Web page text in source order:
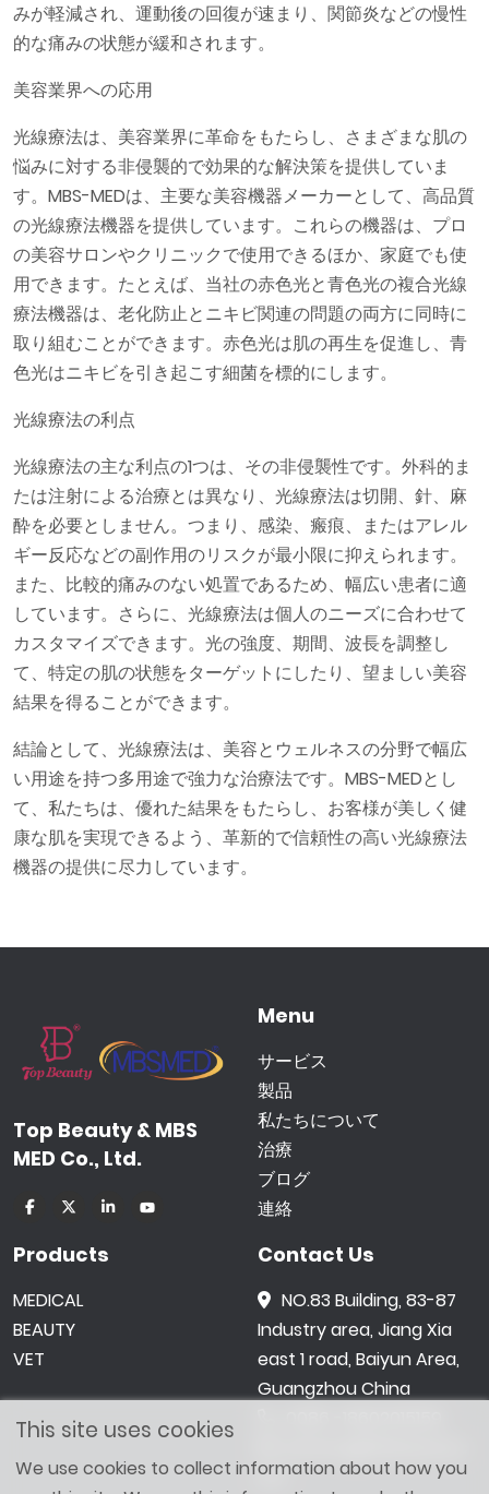
みが軽減され、運動後の回復が速まり、関節炎などの慢性
的な痛みの状態が緩和されます。
美容業界への応用
光線療法は、美容業界に革命をもたらし、さまざまな肌の
悩みに対する非侵襲的で効果的な解決策を提供していま
す。MBS-MEDは、主要な美容機器メーカーとして、高品質
の光線療法機器を提供しています。これらの機器は、プロ
の美容サロンやクリニックで使用できるほか、家庭でも使
用できます。たとえば、当社の赤色光と青色光の複合光線
療法機器は、老化防止とニキビ関連の問題の両方に同時に
取り組むことができます。赤色光は肌の再生を促進し、青
色光はニキビを引き起こす細菌を標的にします。
光線療法の利点
光線療法の主な利点の1つは、その非侵襲性です。外科的ま
たは注射による治療とは異なり、光線療法は切開、針、麻
酔を必要としません。つまり、感染、瘢痕、またはアレル
ギー反応などの副作用のリスクが最小限に抑えられます。
また、比較的痛みのない処置であるため、幅広い患者に適
しています。さらに、光線療法は個人のニーズに合わせて
カスタマイズできます。光の強度、期間、波長を調整し
て、特定の肌の状態をターゲットにしたり、望ましい美容
結果を得ることができます。
結論として、光線療法は、美容とウェルネスの分野で幅広
い用途を持つ多用途で強力な治療法です。MBS-MEDとし
て、私たちは、優れた結果をもたらし、お客様が美しく健
康な肌を実現できるよう、革新的で信頼性の高い光線療法
機器の提供に尽力しています。
Top Beauty & MBS
MED Co., Ltd.
Menu
サービス
製品
私たちについて
治療
ブログ
連絡
Products
MEDICAL
BEAUTY
VET
Contact Us
NO.83 Building, 83-87
Industry area, Jiang Xia
east 1 road, Baiyun Area,
Guangzhou China
om
This site uses cookies
We use cookies to collect information about how you